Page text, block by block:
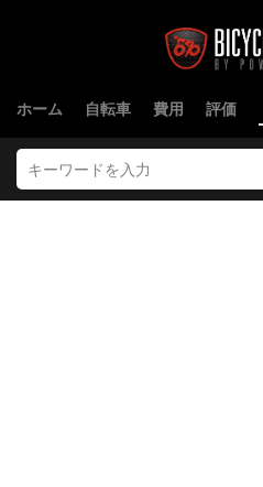
ホーム 自転車 費用 評価